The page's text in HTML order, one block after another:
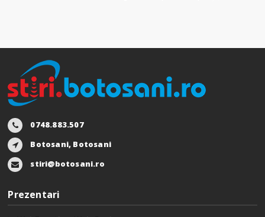
0748.883.507
Botosani, Botosani
stiri@botosani.ro
Prezentari